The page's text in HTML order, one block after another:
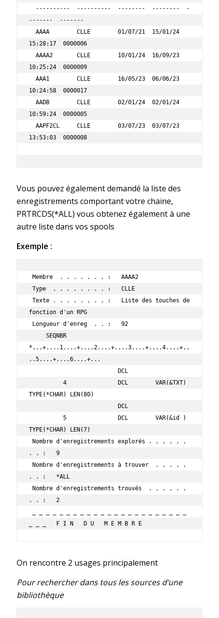
-------  -------
15:28:17  0000006
10:25:24  0000009
10:24:58  0000017
10:59:24  0000005
13:53:03  0000008
Vous pouvez également demandé la liste des
enregistrements comportant votre chaine,
PRTRCDS(*ALL) vous obtenez également à une
autre liste dans vos spools
Exemple :
fonction d'un RPG
*...+....1....+....2....+....3....+....4....+..
..5....+....6....+...
TYPE(*CHAR) LEN(80)
TYPE(*CHAR) LEN(7)
. . :   9
. . :   *ALL
. . :   2
_ _ _   F I N   D U   M E M B R E
On rencontre 2 usages principalement
Pour rechercher dans tous les sources d’une
bibliothèque